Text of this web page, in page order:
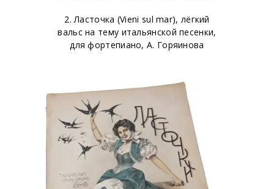
2. Ласточка (Vieni sul mar), лёгкий
вальс на тему итальянской песенки,
для фортепиано, А. Горяинова